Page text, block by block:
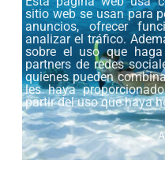
sitio web se usan para
anuncios, ofrecer
analizar el tráfico.
sobre el uso que
partners de redes
quienes pueden
les haya
partir del uso que haya